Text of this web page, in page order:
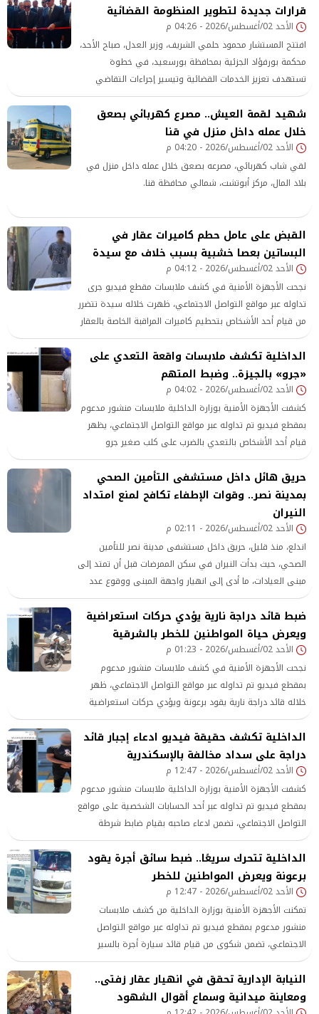
قرارات جديدة لتطوير المنظومة القضائية
الأحد 02/أغسطس/2026 - 04:26 م
افتتح المستشار محمود حلمي الشريف، وزير العدل، صباح الأحد،
محكمة بورفؤاد الجزئية بمحافظة بورسعيد، في خطوة
تستهدف تعزيز الخدمات القضائية وتيسير إجراءات التقاضي
للمواطنين، تنفيذًا لتوجيهات الرئيس عبد الفتاح السيسي
بتطوير منظومة العدالة والارتقاء بمستوى الخدمات المقدمة
في مختلف المحافظات.
شهيد لقمة العيش.. مصرع كهربائي بصعق
خلال عمله داخل منزل في قنا
الأحد 02/أغسطس/2026 - 04:20 م
لقي شاب كهربائي، مصرعه بصعق خلال عمله داخل منزل في
بلاد المال، مركز أبوتشت، شمالي محافظة قنا.
القبض على عامل حطم كاميرات عقار في
البساتين بعصا خشبية بسبب خلاف مع سيدة
الأحد 02/أغسطس/2026 - 04:12 م
نجحت الأجهزة الأمنية في كشف ملابسات مقطع فيديو جرى
تداوله عبر مواقع التواصل الاجتماعي، ظهرت خلاله سيدة تتضرر
من قيام أحد الأشخاص بتحطيم كاميرات المراقبة الخاصة بالعقار
محل سكنها باستخدام عصا خشبية بمنطقة البساتين في
القاهرة
الداخلية تكشف ملابسات واقعة التعدي على
«جرو» بالجيزة.. وضبط المتهم
الأحد 02/أغسطس/2026 - 04:02 م
كشفت الأجهزة الأمنية بوزارة الداخلية ملابسات منشور مدعوم
بمقطع فيديو تم تداوله عبر مواقع التواصل الاجتماعي، يظهر
قيام أحد الأشخاص بالتعدي بالضرب على كلب صغير جرو
بمنطقة البراجيل التابعة لدائرة قسم شرطة المنيرة الغربية
بمحافظة الجيزة.
حريق هائل داخل مستشفى التأمين الصحي
بمدينة نصر.. وقوات الإطفاء تكافح لمنع امتداد
النيران
الأحد 02/أغسطس/2026 - 02:11 م
اندلع، منذ قليل، حريق داخل مستشفى مدينة نصر للتأمين
الصحي، حيث بدأت النيران في سكن الممرضات قبل أن تمتد إلى
مبنى العيادات، ما أدى إلى انهيار واجهة المبنى ووقوع عدد
من حالات الاختناق.
ضبط قائد دراجة نارية يؤدي حركات استعراضية
ويعرض حياة المواطنين للخطر بالشرقية
الأحد 02/أغسطس/2026 - 01:23 م
نجحت الأجهزة الأمنية في كشف ملابسات منشور مدعوم
بمقطع فيديو تم تداوله عبر مواقع التواصل الاجتماعي، ظهر
خلاله قائد دراجة نارية يقود برعونة ويؤدي حركات استعراضية
بأحد الطرق، معرضًا حياته وحياة المواطنين للخطر.
الداخلية تكشف حقيقة فيديو ادعاء إجبار قائد
دراجة على سداد مخالفة بالإسكندرية
الأحد 02/أغسطس/2026 - 12:47 م
كشفت الأجهزة الأمنية بوزارة الداخلية ملابسات منشور مدعوم
بمقطع فيديو تم تداوله عبر أحد الحسابات الشخصية على مواقع
التواصل الاجتماعي، تضمن ادعاء صاحبه بقيام ضابط شرطة
باستيقافه أثناء استقلاله دراجة نارية وإجباره على سداد مخالفة
مرورية رغم عدم ارتكابه أي مخالفة بمحافظة الإسكندرية.
الداخلية تتحرك سريعًا.. ضبط سائق أجرة يقود
برعونة ويعرض المواطنين للخطر
الأحد 02/أغسطس/2026 - 12:47 م
تمكنت الأجهزة الأمنية بوزارة الداخلية من كشف ملابسات
منشور مدعوم بمقطع فيديو تم تداوله عبر مواقع التواصل
الاجتماعي، تضمن شكوى من قيام قائد سيارة أجرة بالسير
برعونة والتلويح بإشارات خادشة للحياء، معرضًا حياته وحياة
المواطنين للخطر بمحافظة الشرقية.
النيابة الإدارية تحقق في انهيار عقار زفتى..
ومعاينة ميدانية وسماع أقوال الشهود